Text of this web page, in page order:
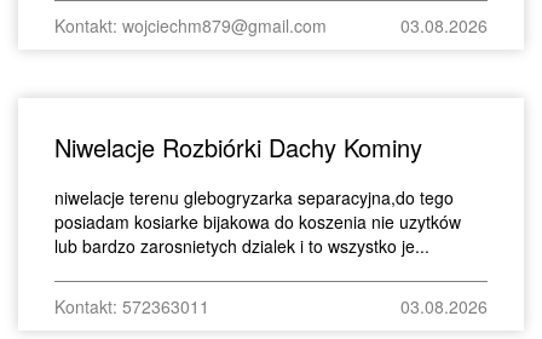
Kontakt: wojciechm879@gmail.com 03.08.2026
Niwelacje Rozbiórki Dachy Kominy
niwelacje terenu glebogryzarka separacyjna,do tego
posiadam kosiarke bijakowa do koszenia nie uzytków
lub bardzo zarosnietych dzialek i to wszystko je...
Kontakt: 572363011 03.08.2026